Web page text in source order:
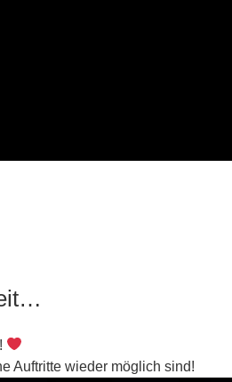
Auftritte wieder möglich sind!